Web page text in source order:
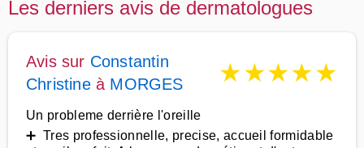
Les derniers avis de dermatologues
Avis sur Constantin
Christineà MORGES ★★★★★
Un probleme derrière l'oreille
➕ Tres professionnelle, precise, accueil formidable